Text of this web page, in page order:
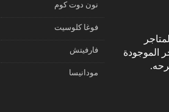
الموجودة
نون دوت كوم
فوغا كلوسيت
فارفيتش
مودانيسا